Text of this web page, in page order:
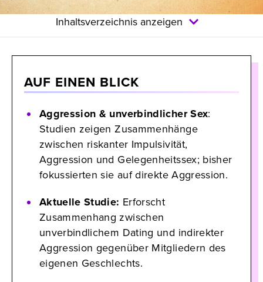
Inhaltsverzeichnis anzeigen
AUF EINEN BLICK
Aggression & unverbindlicher Sex:
Studien zeigen Zusammenhänge
zwischen riskanter Impulsivität,
Aggression und Gelegenheitssex; bisher
fokussierten sie auf direkte Aggression.
Aktuelle Studie: Erforscht
Zusammenhang zwischen
unverbindlichem Dating und indirekter
Aggression gegenüber Mitgliedern des
eigenen Geschlechts.